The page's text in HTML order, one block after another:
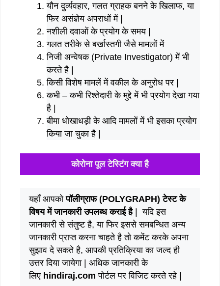
यौन दुर्व्यवहार, गलत ग्राहक बनने के खिलाफ, या
फिर असंज्ञेय अपराधों में |
नशीली दवाओं के प्रयोग के समय |
गलत तरीके से बर्खास्तगी जैसे मामलों में
निजी अन्वेषक (Private Investigator) में भी
करते है |
किसी विशेष मामलें में वकील के अनुरोध पर |
कभी – कभी रिश्तेदारी के मुद्दे में भी प्रयोग देखा गया
है |
बीमा धोखाधड़ी के आदि मामलों में भी इसका प्रयोग
किया जा चुका है |
कोरोना पूल टेस्टिंग क्या है
यहाँ आपकोपॉलीग्राफ (POLYGRAPH) टेस्ट के
विषय में जानकारी उपलब्ध कराई है | यदि इस
जानकारी से संतुष्ट है, या फिर इससे समबन्धित अन्य
जानकारी प्राप्त करना चाहते है तो कमेंट करके अपना
सुझाव दे सकते है, आपकी प्रतिक्रिया का जल्द ही
उत्तर दिया जायेगा | अधिक जानकारी के
लिए hindiraj.com पोर्टल पर विजिट करते रहे |